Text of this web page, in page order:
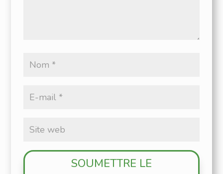
SOUMETTRE LE